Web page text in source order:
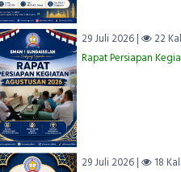
29 Juli 2026 |
22
Rapat Persiapan
29 Juli 2026 |
18 Kali